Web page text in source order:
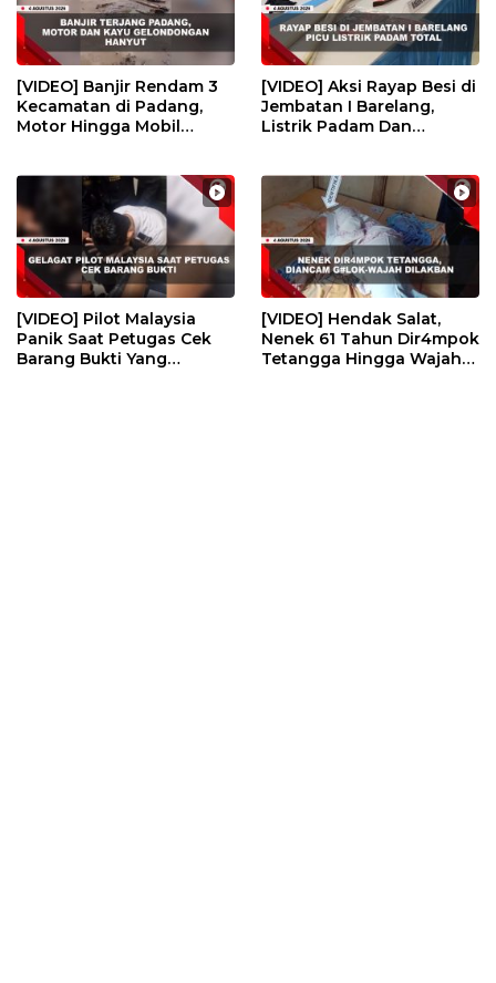
[VIDEO] Banjir Rendam 3
Kecamatan di Padang,
Motor Hingga Mobil
[VIDEO] Aksi Rayap Besi di
Jembatan I Barelang,
Listrik Padam Dan
[VIDEO] Pilot Malaysia
Panik Saat Petugas Cek
Barang Bukti Yang
[VIDEO] Hendak Salat,
Nenek 61 Tahun Dir4mpok
Tetangga Hingga Wajah